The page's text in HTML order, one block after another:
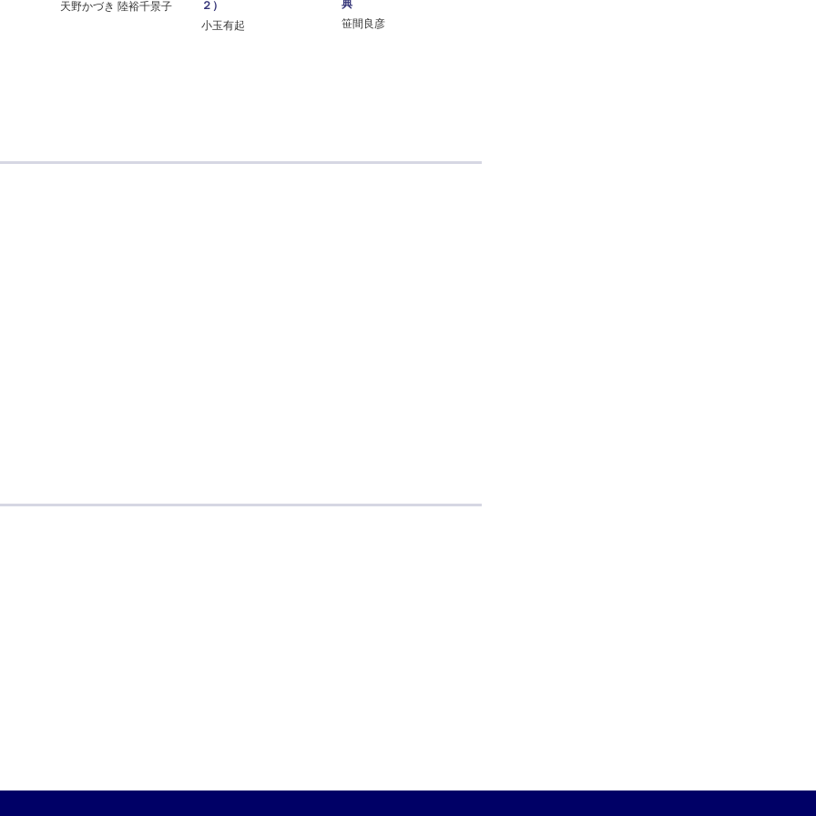
天野かづき 陸裕千景子
２）
小玉有起
典
笹間良彦